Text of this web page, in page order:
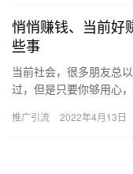
悄悄赚钱、当前好
些事
当前社会，很多朋友总
过，但是只要你够用心
加，…
推广引流 2022年4月13日